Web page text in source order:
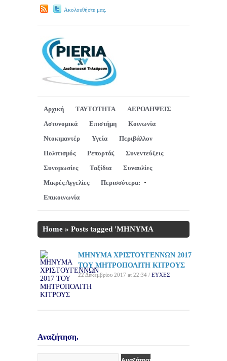
Ακολουθήστε μας.
Αρχική ΤΑΥΤΟΤΗΤΑ
ΑΕΡΟΛΗΨΕΙΣ
Αστυνομικά
Επιστήμη
Κοινωνία
Ντοκιμαντέρ
Υγεία
Περιβάλλον
Πολιτισμός
Ρεπορτάζ
Συνεντεύξεις
Συνομωσίες
Ταξίδια
Συναυλίες
Μικρές Αγγελίες
Περισσότερα:
Επικοινωνία
Home » Posts tagged 'ΜΗΝΥΜΑ
ΜΗΝΥΜΑ ΧΡΙΣΤΟΥΓΕΝΝΩΝ 2017
ΤΟΥ ΜΗΤΡΟΠΟΛΙΤΗ ΚΙΤΡΟΥΣ
22 Δεκεμβρίου 2017 at 22:34 / ΕΥΧΕΣ
Αναζήτηση.